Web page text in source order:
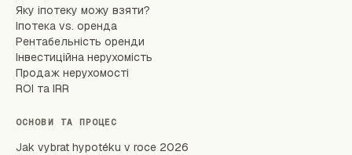
Яку іпотеку можу взяти?
Іпотека vs. оренда
Рентабельність оренди
Інвестиційна нерухомість
Продаж нерухомості
ROI та IRR
ОСНОВИ ТА ПРОЦЕС
Jak vybrat hypotéku v roce 2026